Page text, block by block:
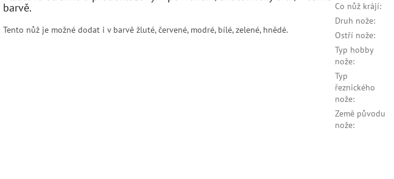
barvě.
Tento nůž je možné dodat i v barvě žluté, červené, modré, bílé, zelené, hnědé.
Co nůž krájí:
Druh nože:
Ostří nože:
Typ hobby
nože:
Typ
řeznického
nože:
Země původu
nože: